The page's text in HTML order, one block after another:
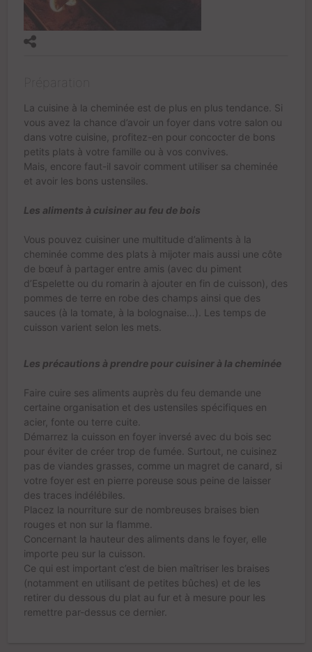
Préparation
La cuisine à la cheminée est de plus en plus tendance. Si
vous avez la chance d’avoir un foyer dans votre salon ou
dans votre cuisine, profitez-en pour concocter de bons
petits plats à votre famille ou à vos convives.
Mais, encore faut-il savoir comment utiliser sa cheminée
et avoir les bons ustensiles.
Les aliments à cuisiner au feu de bois
Vous pouvez cuisiner une multitude d’aliments à la
cheminée comme des plats à mijoter mais aussi une côte
de bœuf à partager entre amis (avec du piment
d’Espelette ou du romarin à ajouter en fin de cuisson), des
pommes de terre en robe des champs ainsi que des
sauces (à la tomate, à la bolognaise…). Les temps de
cuisson varient selon les mets.
Les précautions à prendre pour cuisiner à la cheminée
Faire cuire ses aliments auprès du feu demande une
certaine organisation et des ustensiles spécifiques en
acier, fonte ou terre cuite
Démarrez la cuisson en foyer inversé avec du bois sec
pour éviter de créer trop de fumée. Surtout, ne cuisinez
pas de viandes grasses , comme un magret de canard, si
votre foyer est en pierre poreuse sous peine de laisser
des traces indélébiles.
Placez la nourriture sur de nombreuses braises bien
rouges et non sur la flamme.
Concernant la hauteur des aliments dans le foyer, elle
importe peu sur la cuisson.
Ce qui est important c’est de bien maîtriser les braises
(notamment en utilisant de petites bûches) et de les
retirer du dessous du plat au fur et à mesure pour les
remettre par-dessus ce dernier.